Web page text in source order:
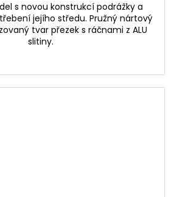
s novou konstrukcí podrážky a
jejího středu. Pružný nártový
tvar přezek s ráčnami z ALU
slitiny.